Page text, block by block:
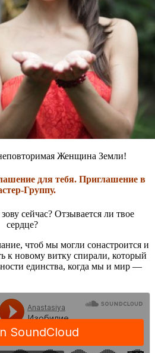
Женщина Земли!
для тебя. Приглашение в
Группу.
сейчас? Отзывается ли твое
сердце?
чтоб мы могли сонастроится и
к новому витку спирали, который
единства, когда мы и мир —